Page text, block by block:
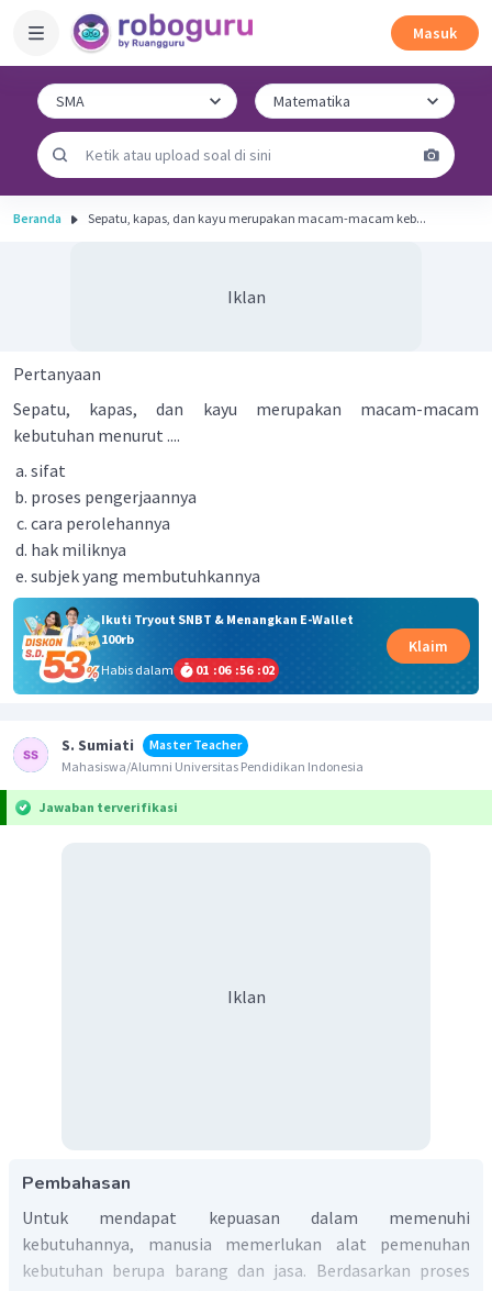
Masuk
Beranda Sepatu, kapas, dan kayu merupakan macam­-macam keb...
Iklan
Pertanyaan
Sepatu, kapas, dan kayu merupakan macam­-macam
kebutuhan menurut ....
sifat
proses pengerjaannya
cara perolehannya
hak miliknya
subjek yang membutuhkannya
Ikuti Tryout SNBT & Menangkan E-Wallet
100rb
Habis dalam
01 :06 :56 :01
Klaim
S. Sumiati
Master Teacher
Mahasiswa/Alumni Universitas Pendidikan Indonesia
Jawaban terverifikasi
Iklan
Pembahasan
Untuk mendapat kepuasan dalam memenuhi
kebutuhannya, manusia memerlukan alat pemenuhan
kebutuhan berupa barang dan jasa. Berdasarkan proses